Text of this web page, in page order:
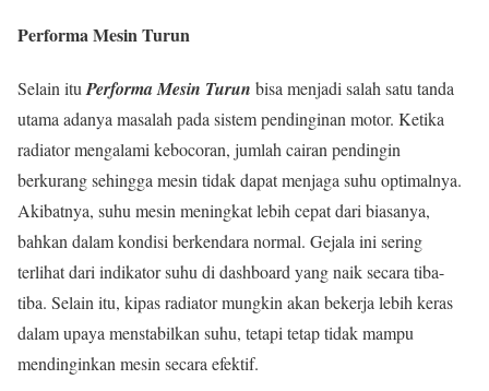
Performa Mesin Turun
Selain itu Performa Mesin Turun bisa menjadi salah satu tanda
utama adanya masalah pada sistem pendinginan motor. Ketika
radiator mengalami kebocoran, jumlah cairan pendingin
berkurang sehingga mesin tidak dapat menjaga suhu optimalnya.
Akibatnya, suhu mesin meningkat lebih cepat dari biasanya,
bahkan dalam kondisi berkendara normal. Gejala ini sering
terlihat dari indikator suhu di dashboard yang naik secara tiba-
tiba. Selain itu, kipas radiator mungkin akan bekerja lebih keras
dalam upaya menstabilkan suhu, tetapi tetap tidak mampu
mendinginkan mesin secara efektif.